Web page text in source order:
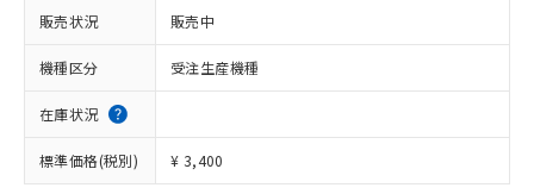
販売状況 販売中
機種区分 受注生産機種
在庫状況
標準価格(税別) ¥ 3,400